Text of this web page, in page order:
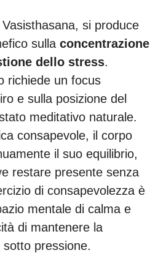
si produce
sulla concentrazione
dello stress.
richiede un focus
e sulla posizione del
meditativo naturale.
consapevole, il corpo
il suo equilibrio,
restare presente senza
di consapevolezza è
mentale di calma e
di mantenere la
pressione.